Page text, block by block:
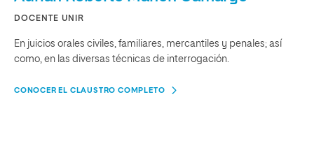
DOCENTE UNIR
En juicios orales civiles, familiares, mercantiles y penales; así
como, en las diversas técnicas de interrogación.
CONOCER EL CLAUSTRO COMPLETO